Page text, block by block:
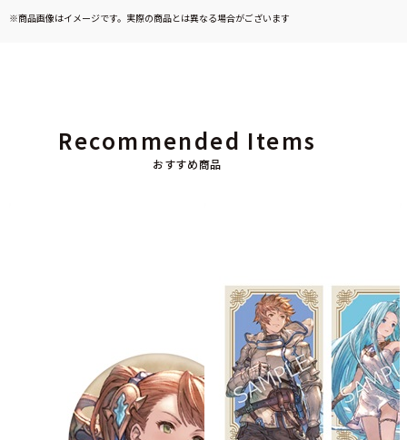
※商品画像はイメージです。実際の商品とは異なる場合がございます
おすすめ商品
Recommended Items